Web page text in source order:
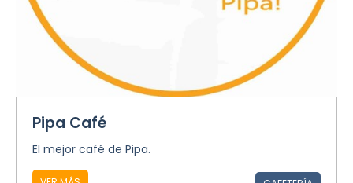
Pipa Café
El mejor café de Pipa.